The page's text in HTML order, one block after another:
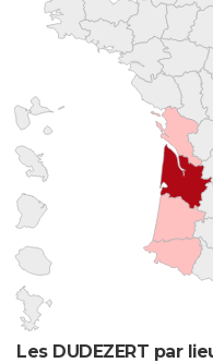
Les DUDEZERT par